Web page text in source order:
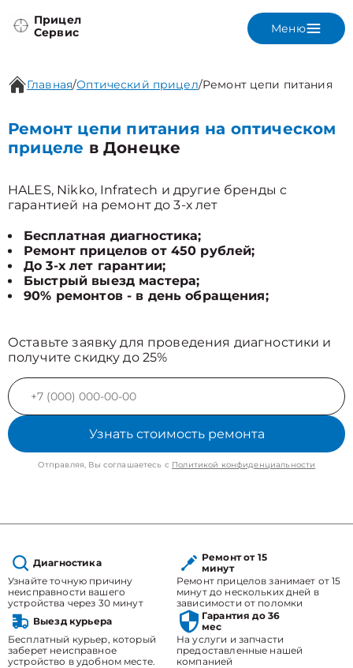
Прицел
Сервис
Меню
Главная/Оптический прицел/Ремонт цепи питания
Ремонт цепи питания на оптическом
прицеле в Донецке
HALES, Nikko, Infratech и другие бренды с
гарантией на ремонт до 3-х лет
Бесплатная диагностика;
Ремонт прицелов от 450 рублей;
До 3-х лет гарантии;
Быстрый выезд мастера;
90% ремонтов - в день обращения;
Оставьте заявку для проведения диагностики и
получите скидку до 25%
Узнать стоимость ремонта
Отправляя, Вы соглашаетесь с Политикой конфиденциальности
Диагностика
Узнайте точную причину
неисправности вашего
устройства через 30 минут
Ремонт от 15
минут
Ремонт прицелов занимает от 15
минут до нескольких дней в
зависимости от поломки
Выезд курьера
Бесплатный курьер, который
заберет неисправное
устройство в удобном месте.
Гарантия до 36
мес
На услуги и запчасти
предоставленные нашей
компанией